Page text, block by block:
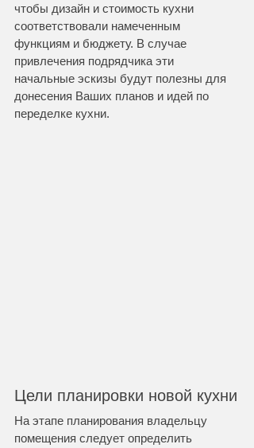
чтобы дизайн и стоимость кухни
соответствовали намеченным
функциям и бюджету. В случае
привлечения подрядчика эти
начальные эскизы будут полезны для
донесения Ваших планов и идей по
переделке кухни.
Цели планировки новой кухни
На этапе планирования владельцу
помещения следует определить